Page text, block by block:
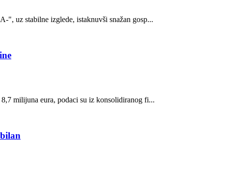
", uz stabilne izglede, istaknuvši snažan gosp...
milijuna eura, podaci su iz konsolidiranog fi...